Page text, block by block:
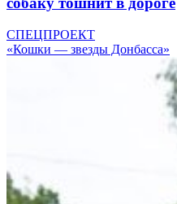
СПЕЦПРОЕКТ
«Кошки — звезды Донбасса»